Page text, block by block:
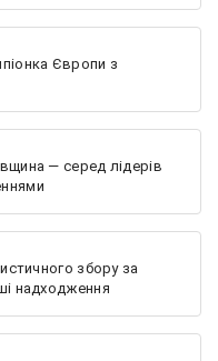
Європи з
— серед лідерів
збору за
надходження